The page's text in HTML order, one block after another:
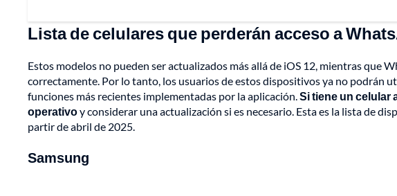
Lista de celulares que perderán acceso a
Estos modelos no pueden ser actualizados más allá de iOS 12, mientras que
correctamente. Por lo tanto, los usuarios de estos dispositivos ya no podrán
funciones más recientes implementadas por la aplicación.Si tiene un celular
operativoy considerar una actualización si es necesario. Esta es la lista de
partir de abril de 2025.
Samsung